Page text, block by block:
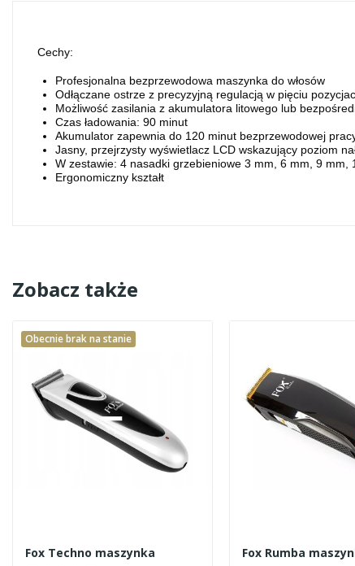
Cechy:
Profesjonalna bezprzewodowa maszynka do włosów
Odłączane ostrze z precyzyjną regulacją w pięciu
Możliwość zasilania z akumulatora litowego lub
Czas ładowania: 90 minut
Akumulator zapewnia do 120 minut bezprzewodowej
Jasny, przejrzysty wyświetlacz LCD wskazujący poziom
W zestawie: 4 nasadki grzebieniowe 3 mm, 6 mm, 9 mm,
Ergonomiczny kształt
Zobacz także
Obecnie brak na stanie
Fox Techno maszynka